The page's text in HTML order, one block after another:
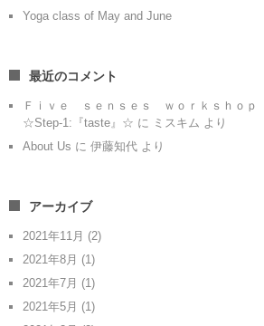
Yoga class of May and June
最近のコメント
Ｆｉｖｅ ｓｅｎｓｅｓ ｗｏｒｋｓｈｏｐ
☆Step-1:『taste』☆ に ミスキム より
About Us に 伊藤知代 より
アーカイブ
2021年11月 (2)
2021年8月 (1)
2021年7月 (1)
2021年5月 (1)